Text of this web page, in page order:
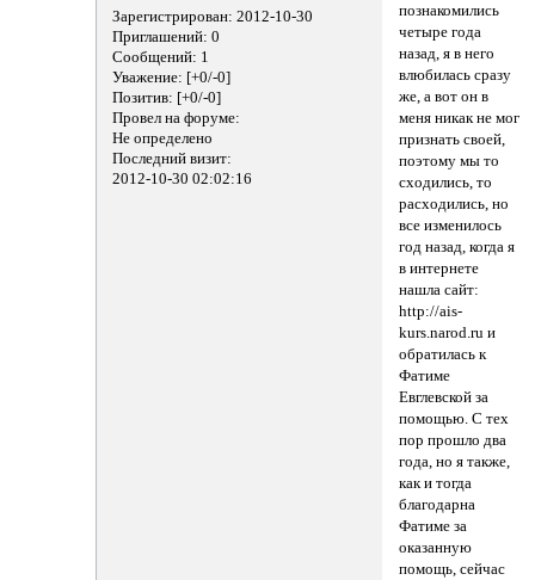
Зарегистрирован: 2012-10-30
Приглашений: 0
Сообщений: 1
Уважение: [+0/-0]
Позитив: [+0/-0]
Провел на форуме:
Не определено
Последний визит:
2012-10-30 02:02:16
познакомились
четыре года
назад, я в него
влюбилась сразу
же, а вот он в
меня никак не мог
признать своей,
поэтому мы то
сходились, то
расходились, но
все изменилось
год назад, когда я
в интернете
нашла сайт:
http://ais-
kurs.narod.ru и
обратилась к
Фатиме
Евглевской за
помощью. С тех
пор прошло два
года, но я также,
как и тогда
благодарна
Фатиме за
оказанную
помощь, сейчас